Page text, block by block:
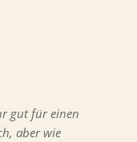
gut für einen
aber wie